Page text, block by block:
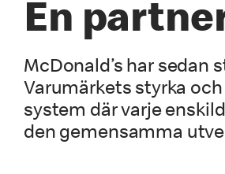
En
McDonald’s har sedan
Varumärkets styrka
system där varje
den gemensamma